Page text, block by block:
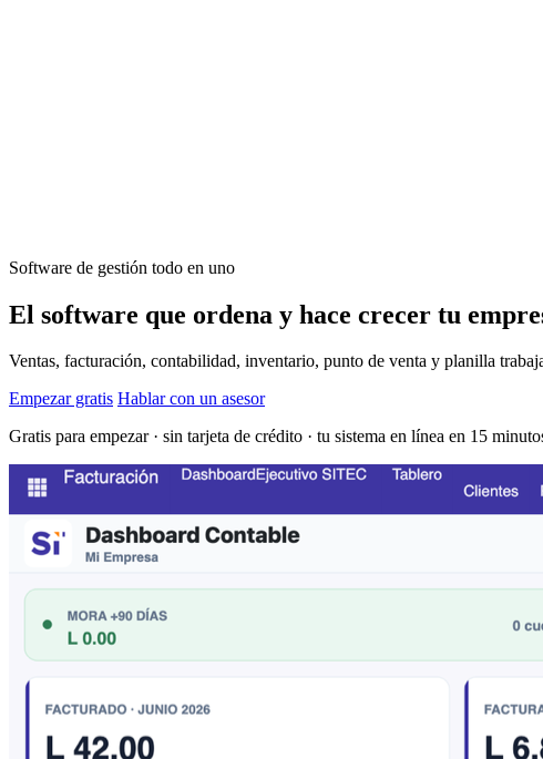
Software de gestión todo en uno
El software que ordena y hace crecer tu
Ventas, facturación, contabilidad, inventario, punto de venta y planilla
Empezar gratis Hablar con un asesor
Gratis para empezar · sin tarjeta de crédito · tu sistema en línea en 15